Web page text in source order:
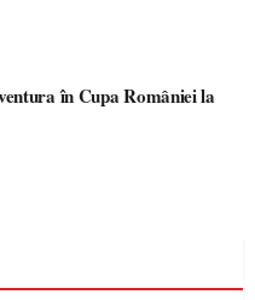
la